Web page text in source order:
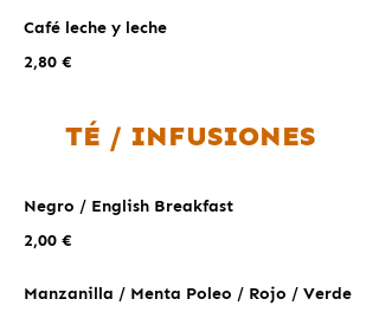
Café leche y leche
2,80 €
TÉ / INFUSIONES
Negro / English Breakfast
2,00 €
Manzanilla / Menta Poleo / Rojo / Verde